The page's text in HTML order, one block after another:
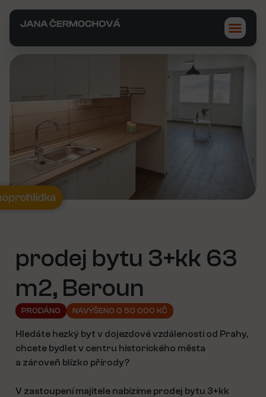
prodej bytu 3+kk 63
m2, Beroun
PRODÁNO NAVÝŠENO O 50 000 KČ
Hledáte hezký byt v dojezdové vzdálenosti od Prahy,
chcete bydlet v centru historického města
a zároveň blízko přírody?
V zastoupení majitele nabízíme prodej bytu 3+kk